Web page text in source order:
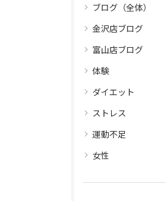
ブログ（全体）
金沢店ブログ
富山店ブログ
体験
ダイエット
ストレス
運動不足
女性